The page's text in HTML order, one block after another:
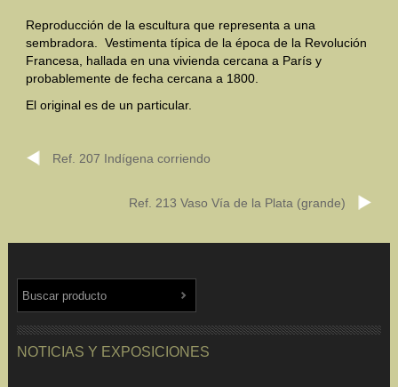
Mundo Íbero
Otras Civilizaciones
Trabajos Especiales
CONTACTO PRESUPUESTO
BUSCAR
Reproducción de la escultura que representa a una
sembradora. Vestimenta típica de la época de la Revolución
Francesa, hallada en una vivienda cercana a París y
probablemente de fecha cercana a 1800.
El original es de un particular.
Ref. 207 Indígena corriendo
Ref. 213 Vaso Vía de la Plata (grande)
NOTICIAS Y EXPOSICIONES